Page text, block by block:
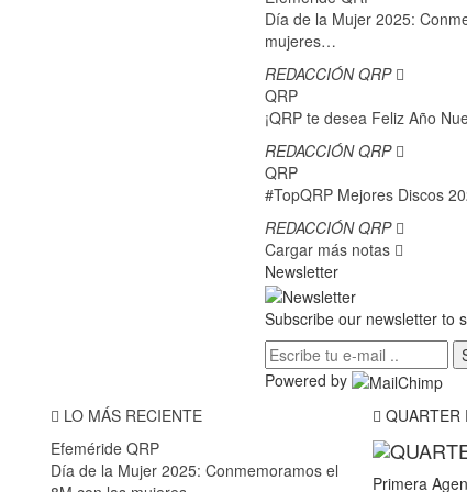
Día de la Mujer 2025:
mujeres…
REDACCIÓN QRP
QRP
¡QRP te desea Feliz Año
REDACCIÓN QRP
QRP
#TopQRP Mejores Discos
REDACCIÓN QRP
Cargar más notas
Newsletter
Subscribe our newsletter to
Powered by
LO MÁS RECIENTE
Efeméride QRP
Día de la Mujer 2025: Conmemoramos el
QUARTER
Primera